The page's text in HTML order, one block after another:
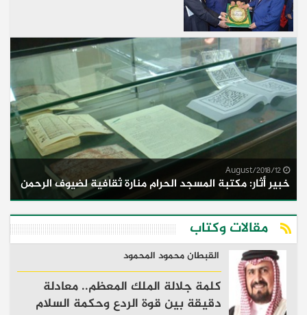
خبير أثار: مكتبة المسجد الحرام منارة ثقافية لضيوف الرحمن
مقالات وكتاب
القبطان محمود المحمود
كلمة جلالة الملك المعظم.. معادلة
دقيقة بين قوة الردع وحكمة السلام